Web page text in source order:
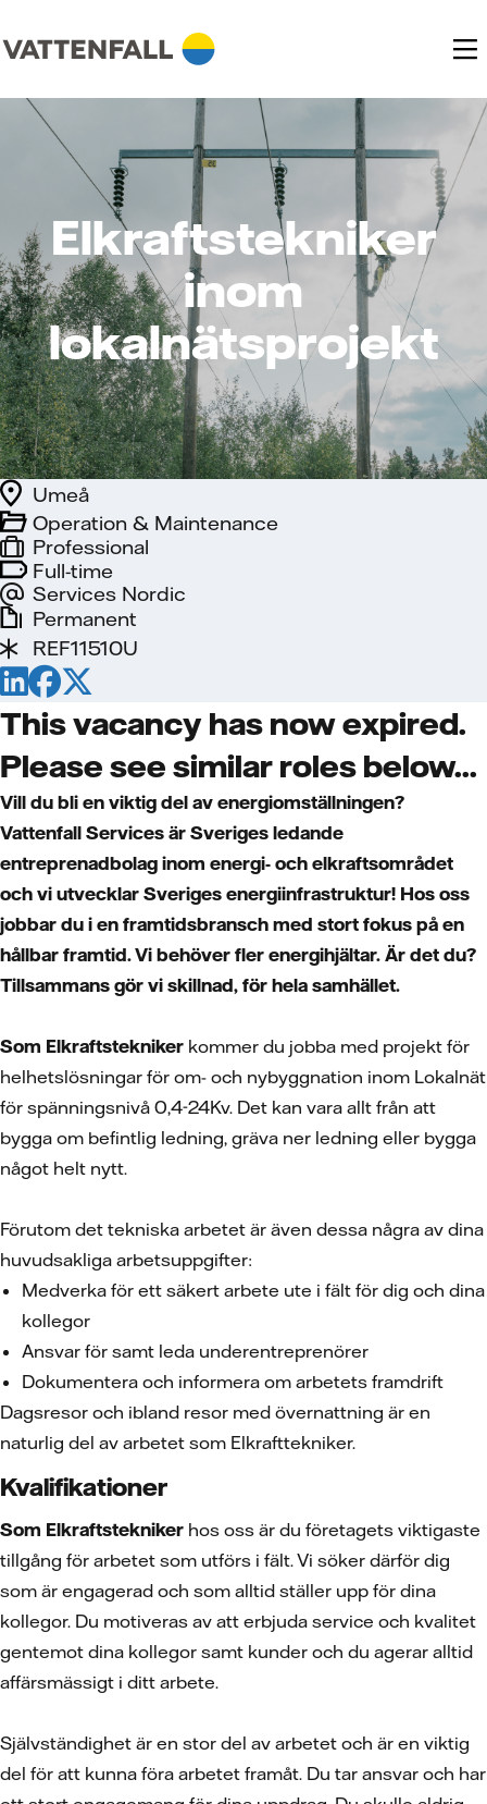
Elkraftstekniker
inom
lokalnätsprojekt
Full-time
Services Nordic
Umeå
Professional
Operation & Maintenance
Permanent
REF11510U
This vacancy has now expired.
Please see similar roles below...
Vill du bli en viktig del av energiomställningen?
Vattenfall Services är Sveriges ledande
entreprenadbolag inom energi- och elkraftsområdet
och vi utvecklar Sveriges energiinfrastruktur! Hos oss
jobbar du i en framtidsbransch med stort fokus på en
hållbar framtid. Vi behöver fler energihjältar. Är det du?
Tillsammans gör vi skillnad, för hela samhället.
Som Elkraftstekniker kommer du jobba med projekt för
helhetslösningar för om- och nybyggnation inom Lokalnät
för spänningsnivå 0,4-24Kv. Det kan vara allt från att
bygga om befintlig ledning, gräva ner ledning eller bygga
något helt nytt.
Förutom det tekniska arbetet är även dessa några av dina
huvudsakliga arbetsuppgifter:
Medverka för ett säkert arbete ute i fält för dig och dina
kollegor
Ansvar för samt leda underentreprenörer
Dokumentera och informera om arbetets framdrift
Dagsresor och ibland resor med övernattning är en
naturlig del av arbetet som Elkrafttekniker.
Kvalifikationer
Som Elkraftstekniker hos oss är du företagets viktigaste
tillgång för arbetet som utförs i fält. Vi söker därför dig
som är engagerad och som alltid ställer upp för dina
kollegor. Du motiveras av att erbjuda service och kvalitet
gentemot dina kollegor samt kunder och du agerar alltid
affärsmässigt i ditt arbete.
Självständighet är en stor del av arbetet och är en viktig
del för att kunna föra arbetet framåt. Du tar ansvar och har